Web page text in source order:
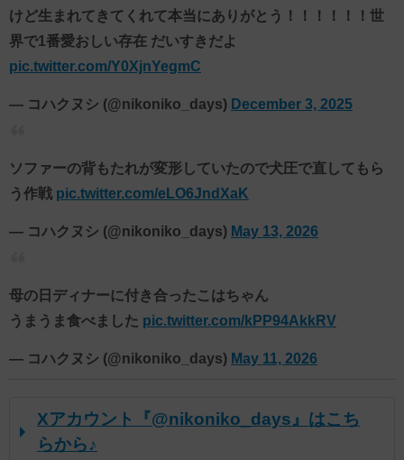
けど生まれてきてくれて本当にありがとう！！！！！！世
界で1番愛おしい存在 だいすきだよ
pic.twitter.com/Y0XjnYegmC
— コハクヌシ (@nikoniko_days) December 3, 2025
ソファーの背もたれが変形していたので犬圧で直してもら
う作戦 pic.twitter.com/eLO6JndXaK
— コハクヌシ (@nikoniko_days) May 13, 2026
母の日ディナーに付き合ったこはちゃん
うまうま食べました pic.twitter.com/kPP94AkkRV
— コハクヌシ (@nikoniko_days) May 11, 2026
Xアカウント『@nikoniko_days』はこち
らから♪